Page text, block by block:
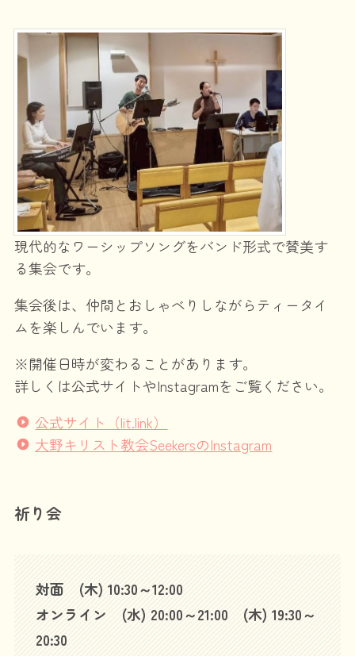
現代的なワーシップソングをバンド形式で賛美す
る集会です。
集会後は、仲間とおしゃべりしながらティータイ
ムを楽しんでいます。
※開催日時が変わることがあります。
詳しくは公式サイトやInstagramをご覧ください。
公式サイト（lit.link）
大野キリスト教会SeekersのInstagram
祈り会
対面 (木) 10:30～12:00
オンライン (水) 20:00～21:00 (木) 19:30～
20:30